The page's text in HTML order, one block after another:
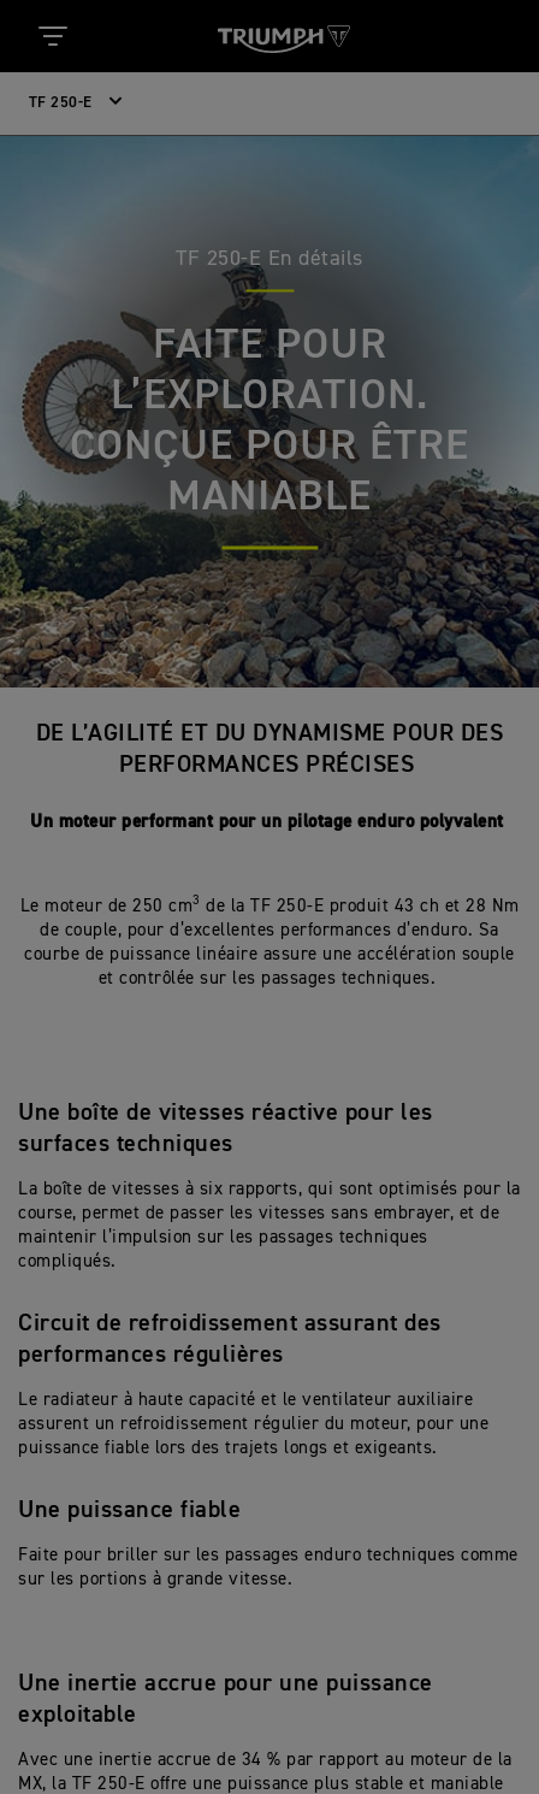
TF 250-E
TF 250-E En détails
FAITE POUR
L’EXPLORATION.
CONÇUE POUR ÊTRE
MANIABLE
DE L’AGILITÉ ET DU DYNAMISME POUR DES
PERFORMANCES PRÉCISES
Un moteur performant pour un pilotage enduro polyvalent
Le moteur de 250 cm3 de la TF 250-E produit 43 ch et 28 Nm
de couple, pour d’excellentes performances d’enduro. Sa
courbe de puissance linéaire assure une accélération souple
et contrôlée sur les passages techniques.
Une boîte de vitesses réactive pour les
surfaces techniques
La boîte de vitesses à six rapports, qui sont optimisés pour la
course, permet de passer les vitesses sans embrayer, et de
maintenir l’impulsion sur les passages techniques
compliqués.
Circuit de refroidissement assurant des
performances régulières
Le radiateur à haute capacité et le ventilateur auxiliaire
assurent un refroidissement régulier du moteur, pour une
puissance fiable lors des trajets longs et exigeants.
Une puissance fiable
Faite pour briller sur les passages enduro techniques comme
sur les portions à grande vitesse.
Une inertie accrue pour une puissance
exploitable
Avec une inertie accrue de 34 % par rapport au moteur de la
MX, la TF 250-E offre une puissance plus stable et maniable